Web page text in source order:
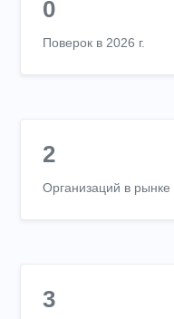
0
Поверок в 2026 г.
2
Организаций в рынке
3